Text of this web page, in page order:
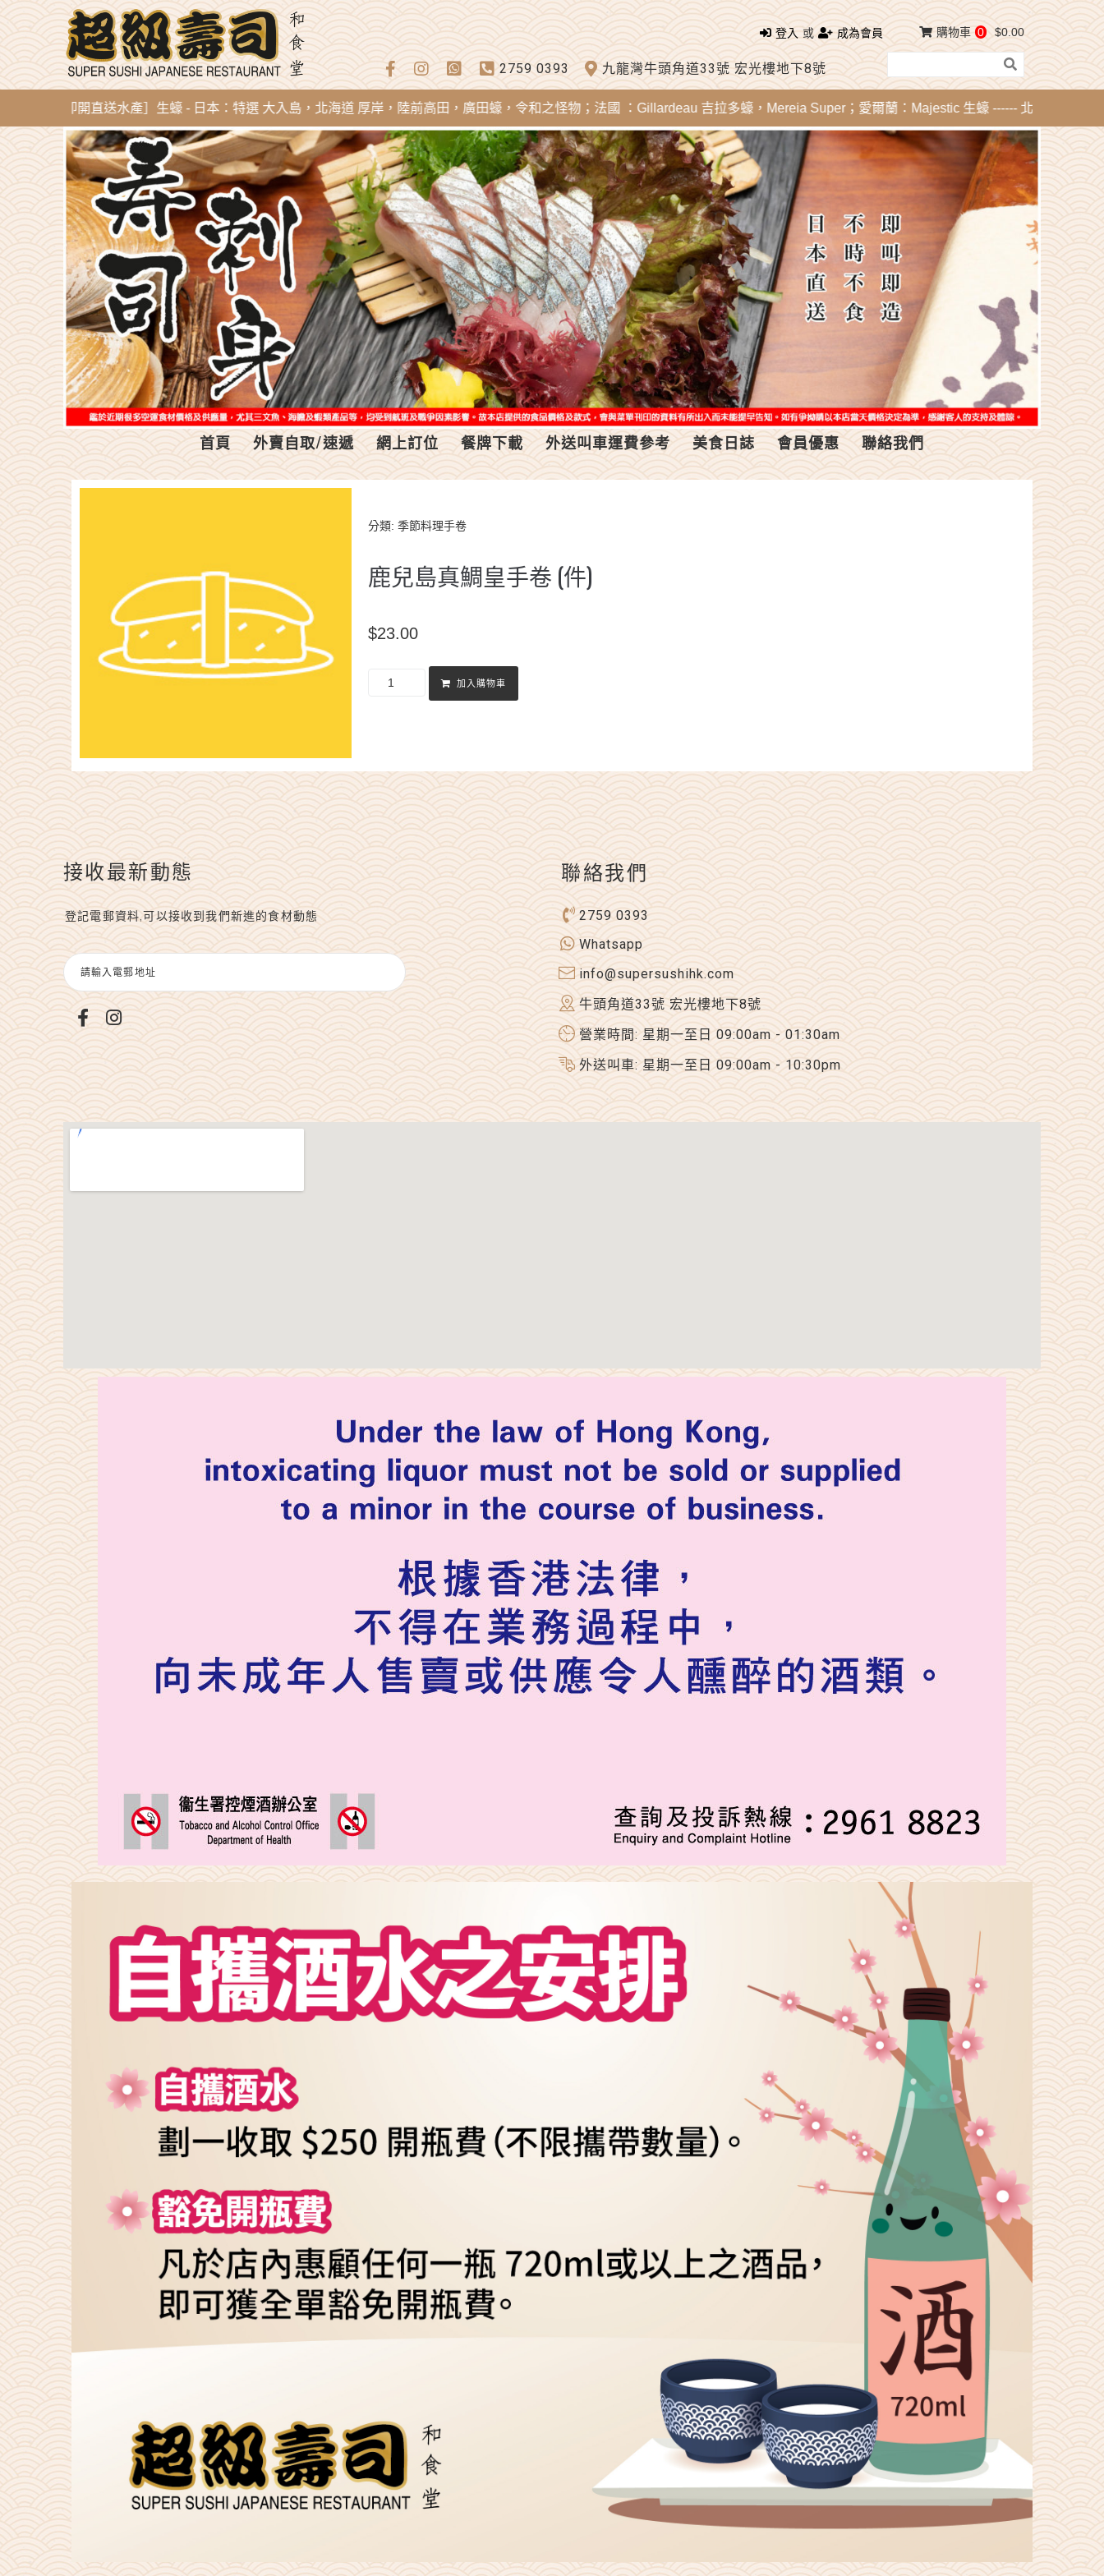
登入 或 成為會員
2759 0393 九龍灣牛頭角道33號 宏光樓地下8號
購物車 0 $0.00
到即開直送水產］生蠔 - 日本：特選 大入島，北海道 厚岸，陸前高田，廣田蠔，令和之怪物；法國 ：Gillardeau 吉拉多蠔，Mereia Super；愛爾蘭：Majestic 生蠔 ------ 北海道刺身 - 活帶
首頁 外賣自取/速遞 網上訂位 餐牌下載 外送叫車運費參考 美食日誌 會員優惠 聯絡我們
分類: 季節料理手卷
鹿兒島真鯛皇手卷 (件)
$23.00
加入購物車
接收最新動態
登記電郵資料,可以接收到我們新進的食材動態
聯絡我們
2759 0393
Whatsapp
info@supersushihk.com
牛頭角道33號 宏光樓地下8號
營業時間: 星期一至日 09:00am - 01:30am
外送叫車: 星期一至日 09:00am - 10:30pm